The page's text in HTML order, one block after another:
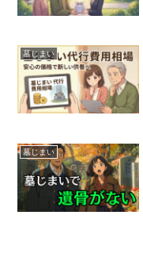
墓じまい
墓じまい